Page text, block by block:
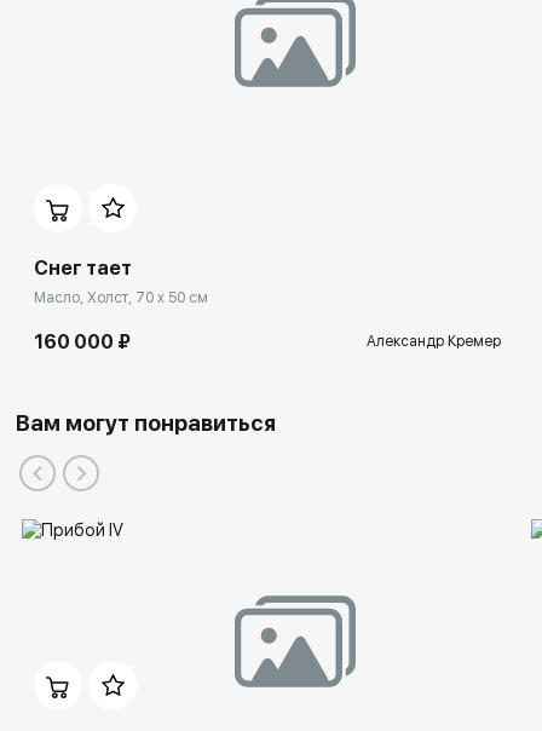
Снег тает
Масло, Холст, 70 x 50 см
160 000 ₽ Александр Кремер
Вам могут понравиться